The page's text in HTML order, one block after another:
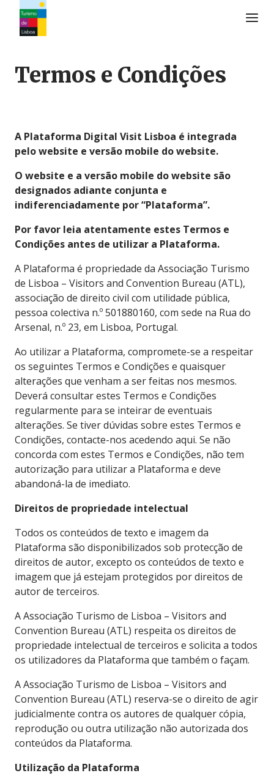
Termos e Condições
A Plataforma Digital Visit Lisboa é integrada
pelo website e versão mobile do website.
O website e a versão mobile do website são
designados adiante conjunta e
indiferenciadamente por “Plataforma”.
Por favor leia atentamente estes Termos e
Condições antes de utilizar a Plataforma.
A Plataforma é propriedade da Associação Turismo
de Lisboa – Visitors and Convention Bureau (ATL),
associação de direito civil com utilidade pública,
pessoa colectiva n.º 501880160, com sede na Rua do
Arsenal, n.º 23, em Lisboa, Portugal.
Ao utilizar a Plataforma, compromete-se a respeitar
os seguintes Termos e Condições e quaisquer
alterações que venham a ser feitas nos mesmos.
Deverá consultar estes Termos e Condições
regularmente para se inteirar de eventuais
alterações. Se tiver dúvidas sobre estes Termos e
Condições, contacte-nos acedendo aqui. Se não
concorda com estes Termos e Condições, não tem
autorização para utilizar a Plataforma e deve
abandoná-la de imediato.
Direitos de propriedade intelectual
Todos os conteúdos de texto e imagem da
Plataforma são disponibilizados sob protecção de
direitos de autor, excepto os conteúdos de texto e
imagem que já estejam protegidos por direitos de
autor de terceiros.
A Associação Turismo de Lisboa – Visitors and
Convention Bureau (ATL) respeita os direitos de
propriedade intelectual de terceiros e solicita a todos
os utilizadores da Plataforma que também o façam.
A Associação Turismo de Lisboa – Visitors and
Convention Bureau (ATL) reserva-se o direito de agir
judicialmente contra os autores de qualquer cópia,
reprodução ou outra utilização não autorizada dos
conteúdos da Plataforma.
Utilização da Plataforma